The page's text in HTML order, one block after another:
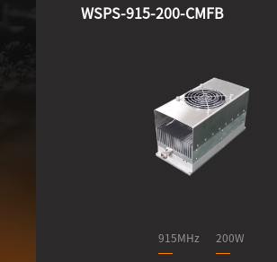
WSPS-915-200-CMFB
915MHz 200W